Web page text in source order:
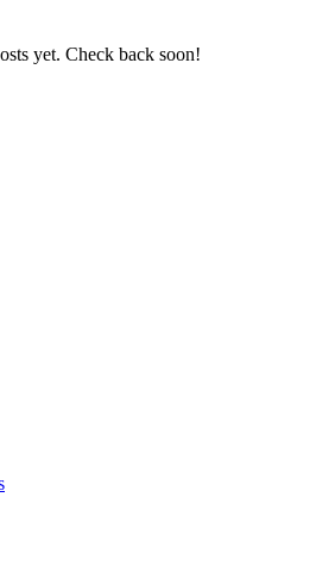
yet. Check back soon!